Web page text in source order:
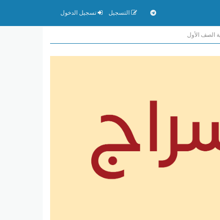
التسجيل تسجيل الدخول